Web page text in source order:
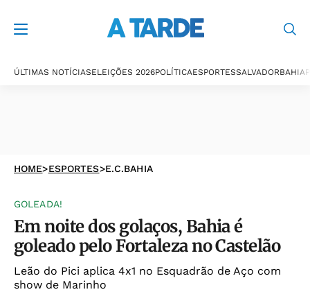
ÚLTIMAS NOTÍCIASELEIÇÕES 2026POLÍTICAESPORTESSALVADORBAHIA
HOME>ESPORTES>E.C.BAHIA
GOLEADA!
Em noite dos golaços, Bahia é
goleado pelo Fortaleza no Castelão
Leão do Pici aplica 4x1 no Esquadrão de Aço com
show de Marinho